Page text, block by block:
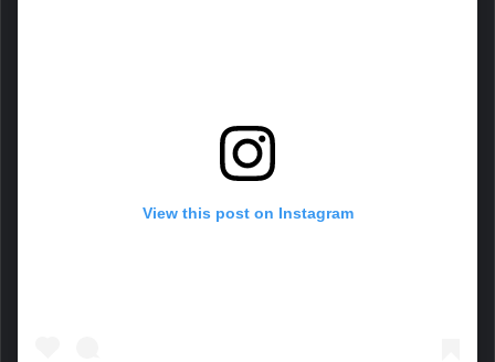
View this post on Instagram